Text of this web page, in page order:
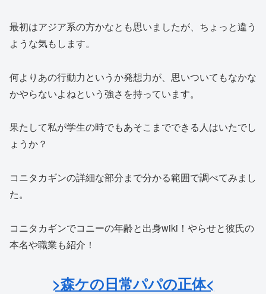
最初はアジア系の方かなとも思いましたが、ちょっと違う
ような気もします。
何よりあの行動力というか発想力が、思いついてもなかな
かやらないよねという強さを持っています。
果たして私が学生の時でもあそこまでできる人はいたでし
ょうか？
コニタカギンの詳細な部分まで分かる範囲で調べてみまし
た。
コニタカギンでコニーの年齢と出身wiki！やらせと彼氏の
本名や職業も紹介！
>森ケの日常パパの正体<